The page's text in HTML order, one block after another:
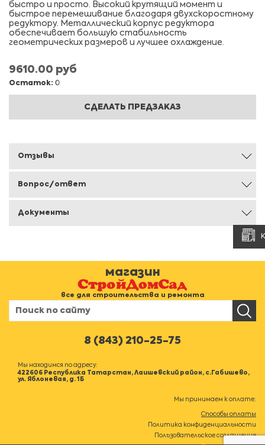
быстро и просто. Высокий крутящий момент и
быстрое перемешивание благодаря двухскоростному
редуктору. Металлический корпус редуктора
обеспечивает большую стабильность
геометрических размеров и лучшее охлаждение.
9610.00 руб
Остаток: 0
СДЕЛАТЬ ПРЕДЗАКАЗ
Отзывы
Вопрос/ответ
Документы
магазин
все для строительства и ремонта
8 (843) 210-25-75
Мы находимся по адресу:
422606 Республика Татарстан, Лаишевский район, с.Габишево,
ул. Яблоневая, д. 1Б
Мы принимаем к оплате:
Способы оплаты
Политика конфиденциальности
Пользовательское соглашение